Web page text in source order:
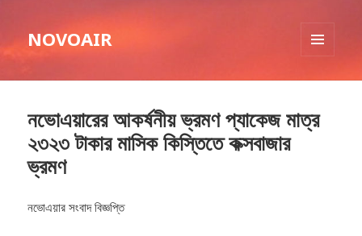
NOVOAIR
নভোএয়ারের আকর্ষনীয় ভ্রমণ প্যাকেজ মাত্র
২৩২৩ টাকার মাসিক কিস্তিতে কক্সবাজার
ভ্রমণ
নভোএয়ার সংবাদ বিজ্ঞপ্তি